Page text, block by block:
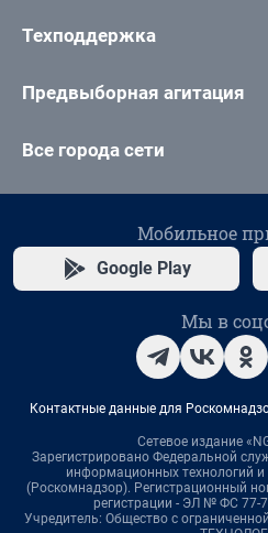
Техподдержка
Предвыборная агитация
Все города сети
Мобильное
Google Play
Мы в
Контактные данные для
Сетевое издание
Зарегистрировано Федеральной
информационных технологий
(Роскомнадзор). Регистрационный
регистрации - ЭЛ № ФС 77-
Учредитель: Общество с